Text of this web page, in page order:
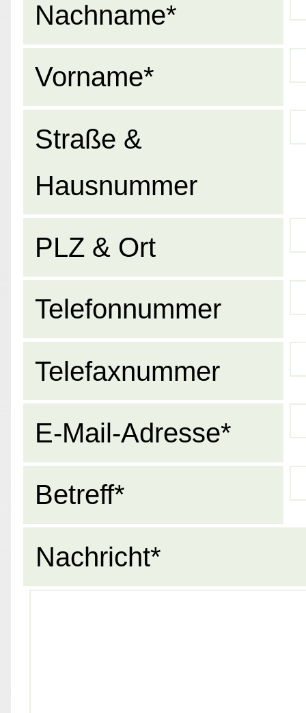
Nachname*
Vorname*
Straße &
Hausnummer
PLZ & Ort
Telefonnummer
Telefaxnummer
E-Mail-Adresse*
Betreff*
Nachricht*